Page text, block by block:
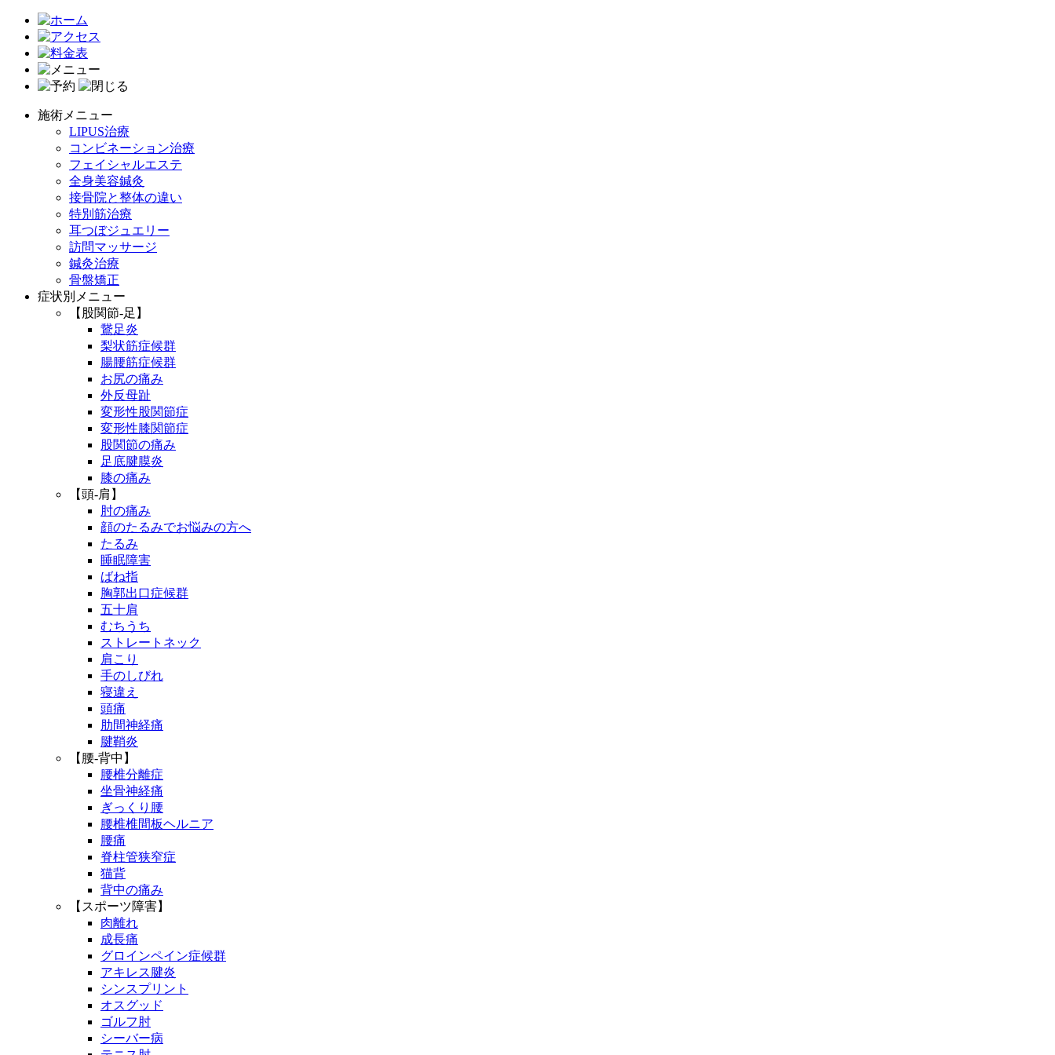
施術メニュー
LIPUS治療
コンビネーション治療
フェイシャルエステ
全身美容鍼灸
接骨院と整体の違い
特別筋治療
耳つぼジュエリー
訪問マッサージ
鍼灸治療
骨盤矯正
症状別メニュー
【股関節-足】
鵞足炎
梨状筋症候群
腸腰筋症候群
お尻の痛み
外反母趾
変形性股関節症
変形性膝関節症
股関節の痛み
足底腱膜炎
膝の痛み
【頭-肩】
肘の痛み
顔のたるみでお悩みの方へ
たるみ
睡眠障害
ばね指
胸郭出口症候群
五十肩
むちうち
ストレートネック
肩こり
手のしびれ
寝違え
頭痛
肋間神経痛
腱鞘炎
【腰-背中】
腰椎分離症
坐骨神経痛
ぎっくり腰
腰椎椎間板ヘルニア
腰痛
脊柱管狭窄症
猫背
背中の痛み
【スポーツ障害】
肉離れ
成長痛
グロインペイン症候群
アキレス腱炎
シンスプリント
オスグッド
ゴルフ肘
シーバー病